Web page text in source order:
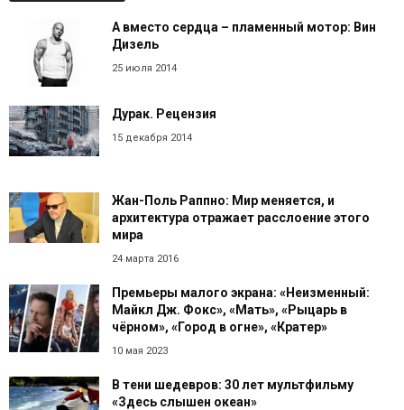
А вместо сердца – пламенный мотор: Вин
Дизель
25 июля 2014
Дурак. Рецензия
15 декабря 2014
Жан-Поль Раппно: Мир меняется, и
архитектура отражает расслоение этого
мира
24 марта 2016
Премьеры малого экрана: «Неизменный:
Майкл Дж. Фокс», «Мать», «Рыцарь в
чёрном», «Город в огне», «Кратер»
10 мая 2023
В тени шедевров: 30 лет мультфильму
«Здесь слышен океан»